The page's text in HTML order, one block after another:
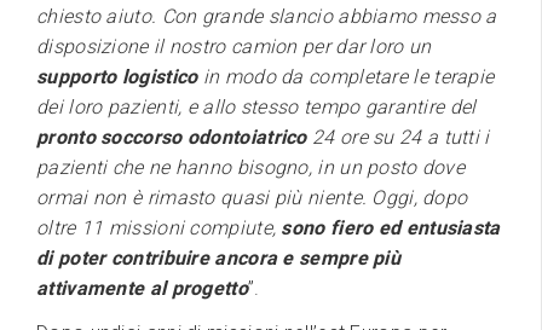
chiesto aiuto. Con grande slancio abbiamo messo a
disposizione il nostro camion per dar loro un
supporto logisticoin modo da completare le terapie
dei loro pazienti, e allo stesso tempo garantire del
pronto soccorso odontoiatrico24 ore su 24 a tutti i
pazienti che ne hanno bisogno, in un posto dove
ormai non è rimasto quasi più niente. Oggi, dopo
oltre 11 missioni compiute, sono fiero ed entusiasta
di poter contribuire ancora e sempre più
attivamente al progetto”.